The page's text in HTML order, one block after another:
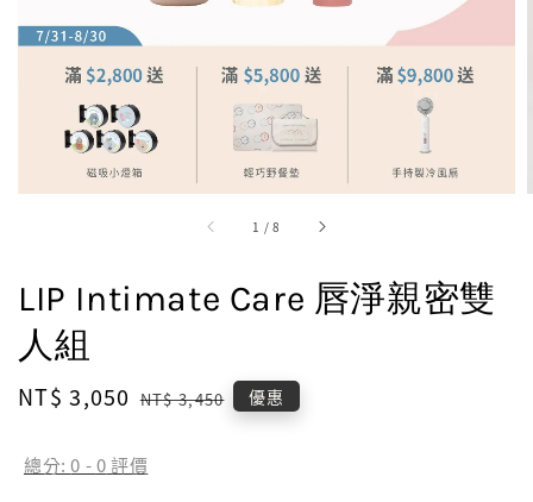
1 /8
LIP Intimate Care 唇淨親密雙
人組
Sale
NT$ 3,050 Regular
NT$ 3,450 優惠
總分:0 -0評價